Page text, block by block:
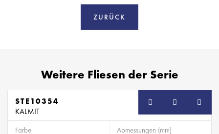
ZURÜCK
Weitere Fliesen der Serie
STE10354
KALMIT
Farbe Abmessungen (mm)